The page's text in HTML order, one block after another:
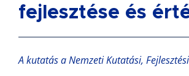
fejlesztése és
A kutatás a Nemzeti Kutatási,